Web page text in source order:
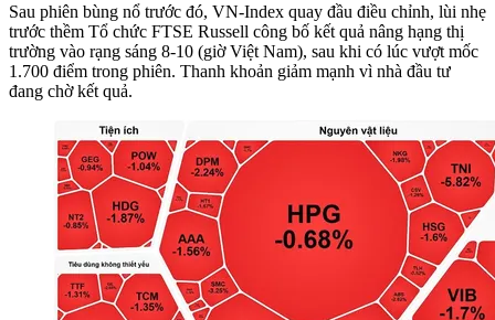
Sau phiên bùng nổ trước đó, VN-Index quay đầu điều chỉnh, lùi nhẹ
trước thềm Tổ chức FTSE Russell công bố kết quả nâng hạng thị
trường vào rạng sáng 8-10 (giờ Việt Nam), sau khi có lúc vượt mốc
1.700 điểm trong phiên. Thanh khoản giảm mạnh vì nhà đầu tư
đang chờ kết quả.